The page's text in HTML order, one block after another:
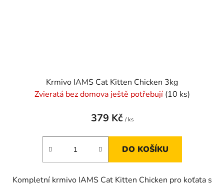
Krmivo IAMS Cat Kitten Chicken 3kg
Zvieratá bez domova ještě potřebují (10 ks)
379 Kč / ks
DO KOŠÍKU
Kompletní krmivo IAMS Cat Kitten Chicken pro koťata s